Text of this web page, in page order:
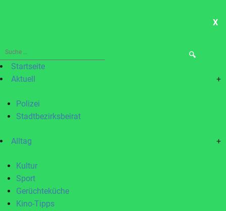
X
Suche
nach:Startseite
Aktuell
+
Polizei
Stadtbezirksbeirat
Alltag +
Kultur
Sport
Gerüchteküche
Kino-Tipps